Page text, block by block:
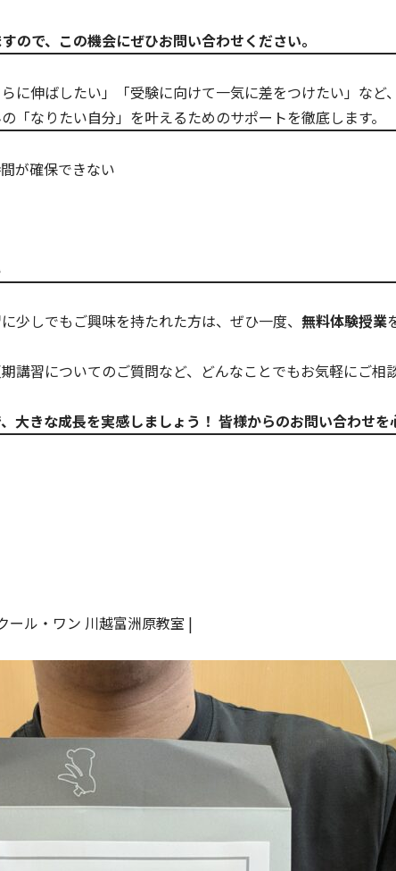
ので、この機会にぜひお問い合わせください。
に伸ばしたい」「受験に向けて一気に差をつけたい」な
「なりたい自分」を叶えるためのサポートを徹底します。
が確保できない
少しでもご興味を持たれた方は、ぜひ一度、 無料体験授業
講習についてのご質問など、どんなことでもお気軽にご相
大きな成長を実感しましょう！ 皆様からのお問い合わせを
ール・ワン 川越富洲原教室 |